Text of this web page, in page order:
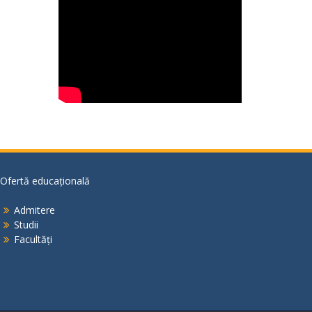
Ofertă educațională
Admitere
Studii
Facultăți